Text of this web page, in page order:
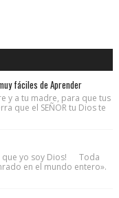
fáciles de Aprender
y a tu madre, para que tus
que el SEÑOR tu Dios te
que yo soy Dios! Toda
en el mundo entero».